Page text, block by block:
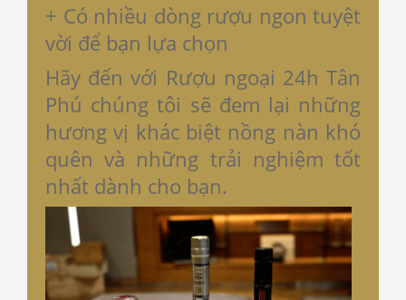
+ Có nhiều dòng rượu ngon tuyệt
vời để bạn lựa chọn
Hãy đến với Rượu ngoại 24h Tân
Phú chúng tôi sẽ đem lại những
hương vị khác biệt nồng nàn khó
quên và những trải nghiệm tốt
nhất dành cho bạn.